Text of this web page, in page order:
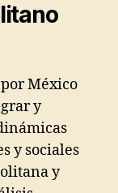
México
y
y sociales
y